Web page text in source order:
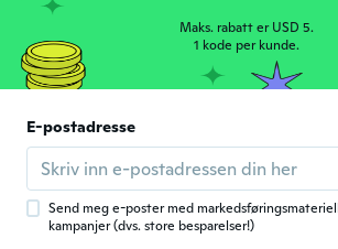
Ble med i 2016 61 omtaler
Smaller by 2 sizes
ca. 6 år siden
A Aurélie
Ble med i 2020 · 6 omtaler
Maks. rabatt er USD 5.
1 kode per kunde.
E-postadresse
Send meg e-poster med
kampanjer (dvs. store besparelser!)